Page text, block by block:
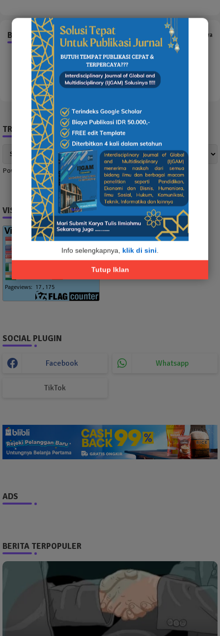
Info selengkapnya, klik di sini.
Tutup Iklan
BERITA YANG TERKAIT Tampilkan selengkapnya
Error:Tak ada hasil yang ditemukan
TRANSLATE NEWS
Powered by Translate
VISITOR
SOCIAL PLUGIN
Facebook Whatsapp
TikTok
ADS
BERITA TERPOPULER